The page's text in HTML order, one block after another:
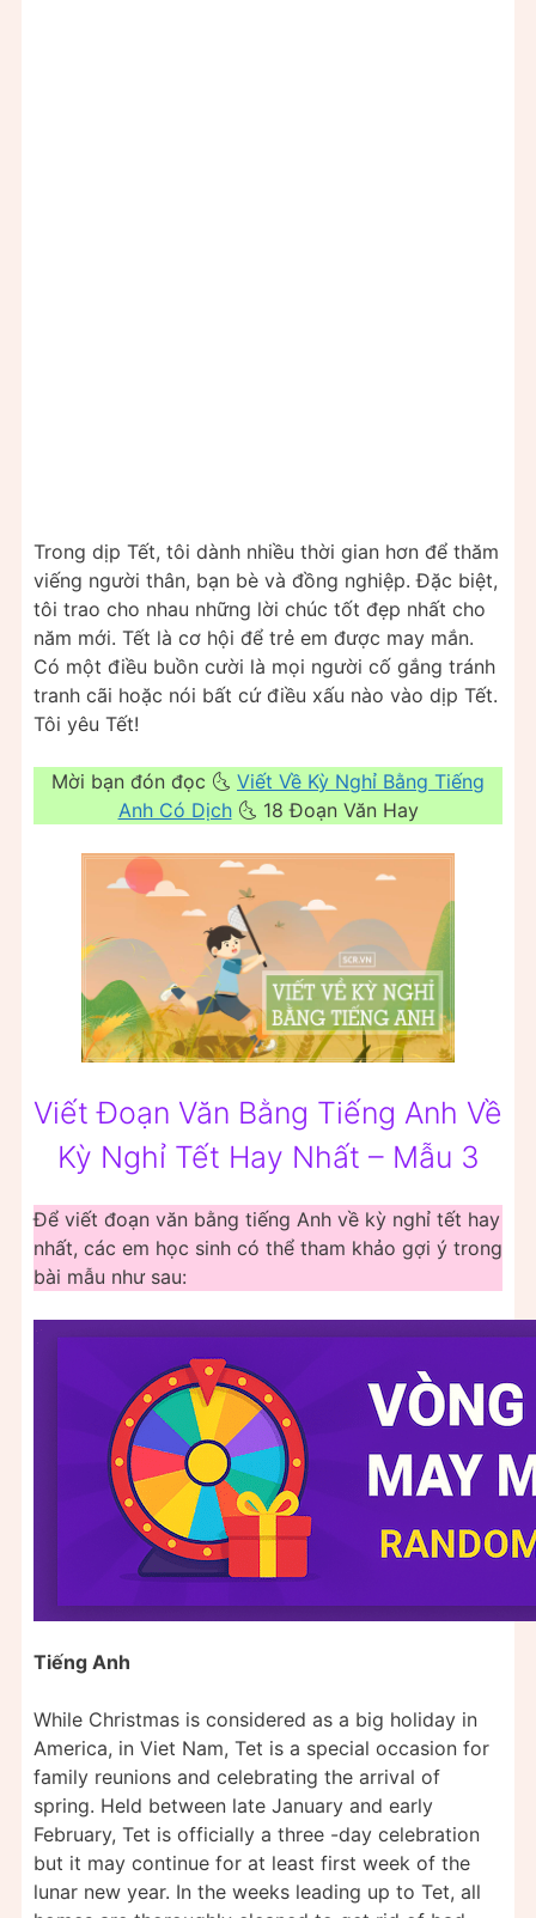
Trong dịp Tết, tôi dành nhiều thời gian hơn để thăm
viếng người thân, bạn bè và đồng nghiệp. Đặc biệt,
tôi trao cho nhau những lời chúc tốt đẹp nhất cho
năm mới. Tết là cơ hội để trẻ em được may mắn.
Có một điều buồn cười là mọi người cố gắng tránh
tranh cãi hoặc nói bất cứ điều xấu nào vào dịp Tết.
Tôi yêu Tết!
Mời bạn đón đọc 🌜 Viết Về Kỳ Nghỉ Bằng Tiếng
Anh Có Dịch🌜 18 Đoạn Văn Hay
Viết Đoạn Văn Bằng Tiếng Anh Về
Kỳ Nghỉ Tết Hay Nhất – Mẫu 3
Để viết đoạn văn bằng tiếng Anh về kỳ nghỉ tết hay
nhất, các em học sinh có thể tham khảo gợi ý trong
bài mẫu như sau:
Tiếng Anh
While Christmas is considered as a big holiday in
America, in Viet Nam, Tet is a special occasion for
family reunions and celebrating the arrival of
spring. Held between late January and early
February, Tet is officially a three -day celebration
but it may continue for at least first week of the
lunar new year. In the weeks leading up to Tet, all